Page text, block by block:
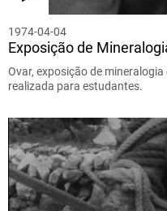
1974-04-04
Exposição de
Ovar, exposição de
realizada para estudantes.